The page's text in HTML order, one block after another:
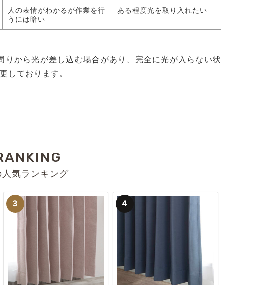
人の表情がわかるが作業を行
うには暗い
ある程度光を取り入れたい
から光が差し込む場合があり、完全に光が入らない状
しております。
気ランキング